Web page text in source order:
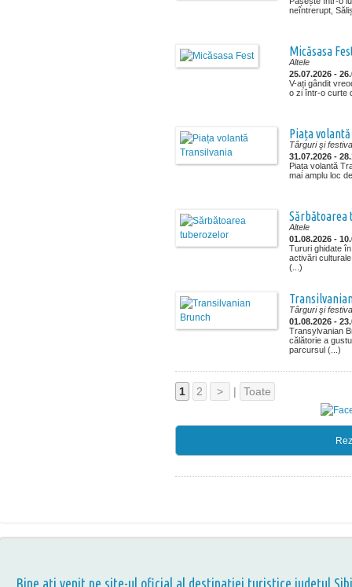
neîntrerupt,
Micăsasa
Altele
25.07.2026 -
V-ați gândit
o zi într-o curte
Piața
Târguri şi
31.07.2026 -
Piața volantă
mai amplu loc
Sărbătoarea
Altele
01.08.2026 -
Tururi ghidate
activări
(...)
Târguri şi
01.08.2026 -
Transylvanian
călătorie a
parcursul (...)
1 2 > | Toate
Bine aţi venit pe site-ul oficial al destinației turistice județul